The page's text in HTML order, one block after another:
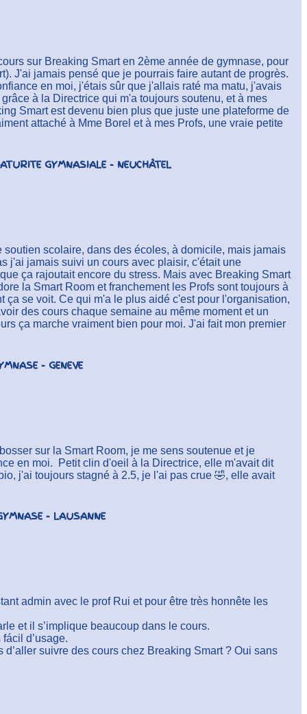
sur Breaking Smart en 2ème année de gymnase, pour
J'ai jamais pensé que je pourrais faire autant de progrès.
en moi, j'étais sûr que j'allais raté ma matu, j'avais
à la Directrice qui m'a toujours soutenu, et à mes
Smart est devenu bien plus que juste une plateforme de
attaché à Mme Borel et à mes Profs, une vraie petite
GYMNASIALE - NEUCHÂTEL
soutien scolaire, dans des écoles, à domicile, mais jamais
j'ai jamais suivi un cours avec plaisir, c'était une
ça rajoutait encore du stress. Mais avec Breaking Smart
la Smart Room et franchement les Profs sont toujours à
ça se voit. Ce qui m'a le plus aidé c'est pour l'organisation,
des cours chaque semaine au même moment et un
ça marche vraiment bien pour moi. J'ai fait mon premier
- GENEVE
sur la Smart Room, je me sens soutenue et je
en moi. Petit clin d'oeil à la Directrice, elle m'avait dit
j'ai toujours stagné à 2.5, je l'ai pas crue 🤣, elle avait
- LAUSANNE
admin avec le prof Rui et pour être très honnête les
et il s’implique beaucoup dans le cours.
d’usage.
suivre des cours chez Breaking Smart ? Oui sans